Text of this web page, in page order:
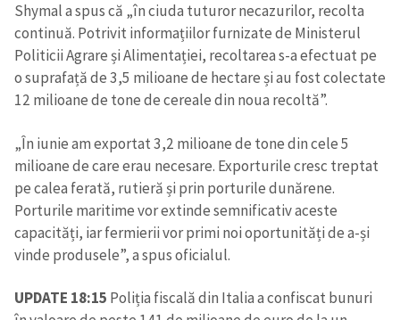
Shymal a spus că „în ciuda tuturor necazurilor, recolta
continuă. Potrivit informațiilor furnizate de Ministerul
Politicii Agrare și Alimentației, recoltarea s-a efectuat pe
o suprafață de 3,5 milioane de hectare și au fost colectate
12 milioane de tone de cereale din noua recoltă”.
„În iunie am exportat 3,2 milioane de tone din cele 5
milioane de care erau necesare. Exporturile cresc treptat
pe calea ferată, rutieră și prin porturile dunărene.
Porturile maritime vor extinde semnificativ aceste
capacități, iar fermierii vor primi noi oportunități de a-și
vinde produsele”, a spus oficialul.
UPDATE 18:15 Poliția fiscală din Italia a confiscat bunuri